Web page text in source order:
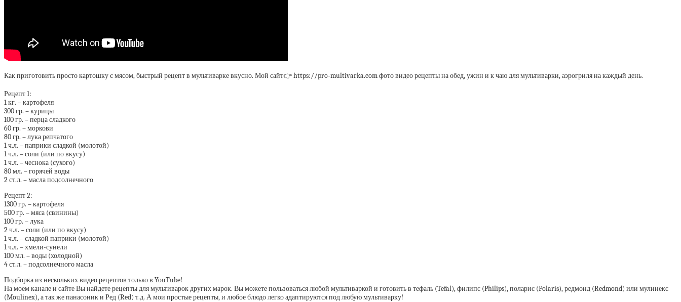
Как приготовить просто картошку с мясом, быстрый рецепт в мультиварке вкусно. Мой сайт👉 https://pro-multivarka.com фото видео рецепты на обед, ужин и к чаю для мультиварки, аэрогриля на каждый день.
Рецепт 1:
1 кг. – картофеля
300 гр. – курицы
100 гр. – перца сладкого
60 гр. – моркови
80 гр. – лука репчатого
1 ч.л. – паприки сладкой (молотой)
1 ч.л. – соли (или по вкусу)
1 ч.л. – чеснока (сухого)
80 мл. – горячей воды
2 ст.л. – масла подсолнечного
Рецепт 2:
1300 гр. – картофеля
500 гр. – мяса (свинины)
100 гр. – лука
2 ч.л. – соли (или по вкусу)
1 ч.л. – сладкой паприки (молотой)
1 ч.л. – хмели-сунели
100 мл. – воды (холодной)
4 ст.л. – подсолнечного масла
Подборка из нескольких видео рецептов только в YouTube!
На моем канале и сайте Вы найдете рецепты для мультиварок других марок. Вы можете пользоваться любой мультиваркой и готовить в тефаль (Tefal), филипс (Philips), поларис (Polaris), редмонд (Redmond) или мулинекс
(Moulinex), а так же панасоник и Ред (Red) т.д. А мои простые рецепты, и любое блюдо легко адаптируются под любую мультиварку!